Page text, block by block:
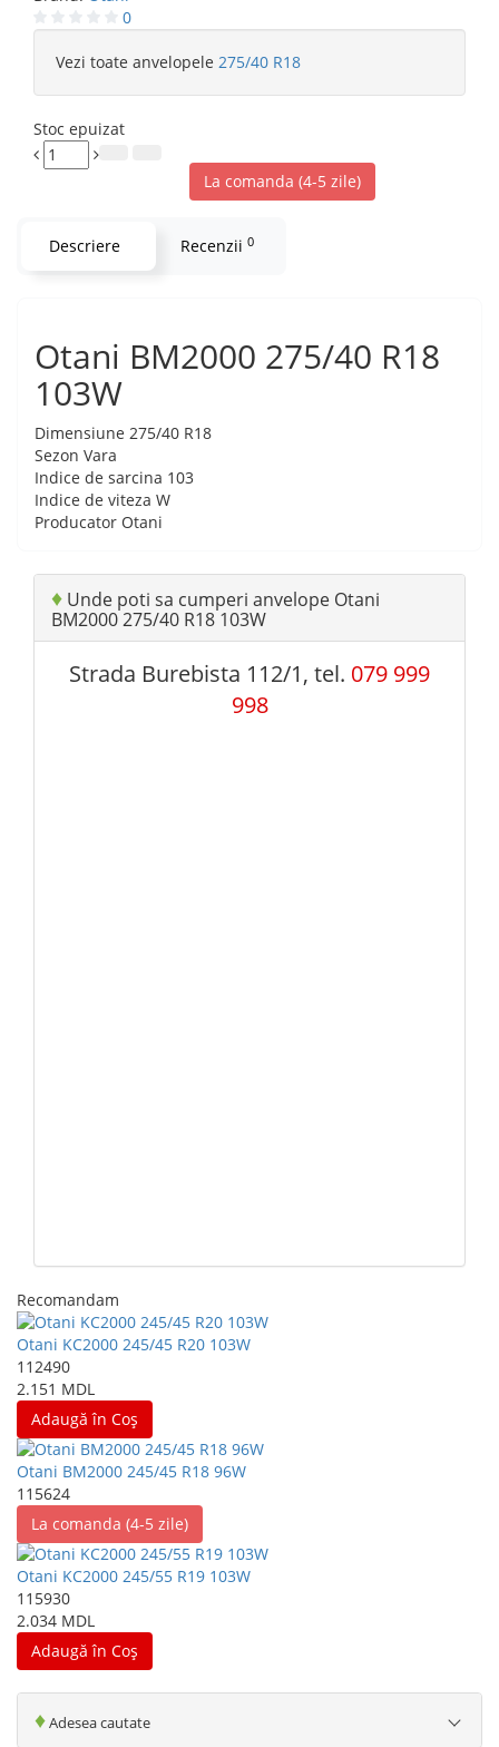
0
Vezi toate anvelopele 275/40 R18
Stoc epuizat
La comanda (4-5 zile)
Descriere Recenzii 0
Otani BM2000 275/40 R18
103W
Dimensiune 275/40 R18
Sezon Vara
Indice de sarcina 103
Indice de viteza W
Producator Otani
♦ Unde poti sa cumperi anvelope Otani
BM2000 275/40 R18 103W
Strada Burebista 112/1, tel. 079 999
998
Recomandam
Otani KC2000 245/45 R20 103W
112490
2.151 MDL
Adaugă în Coş
Otani BM2000 245/45 R18 96W
115624
La comanda (4-5 zile)
Otani KC2000 245/55 R19 103W
115930
2.034 MDL
Adaugă în Coş
♦Adesea cautate